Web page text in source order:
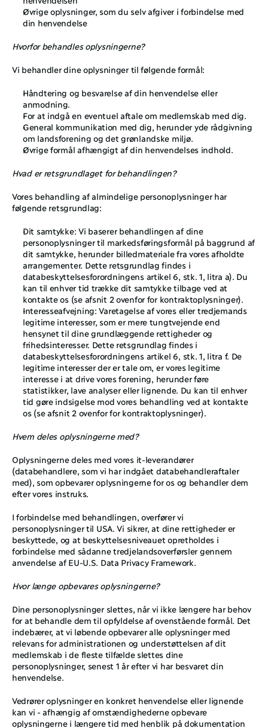
Øvrige oplysninger, som du selv afgiver i forbindelse med
din henvendelse
Hvorfor behandles oplysningerne?
Vi behandler dine oplysninger til følgende formål:
Håndtering og besvarelse af din henvendelse eller
anmodning.
For at indgå en eventuel aftale om medlemskab med dig.
General kommunikation med dig, herunder yde rådgivning
om landsforening og det grønlandske miljø.
Øvrige formål afhængigt af din henvendelses indhold.
Hvad er retsgrundlaget for behandlingen?
Vores behandling af almindelige personoplysninger har
følgende retsgrundlag:
Dit samtykke: Vi baserer behandlingen af dine
personoplysninger til markedsføringsformål på baggrund af
dit samtykke, herunder billedmateriale fra vores afholdte
arrangementer. Dette retsgrundlag findes i
databeskyttelsesforordningens artikel 6, stk. 1, litra a). Du
kan til enhver tid trække dit samtykke tilbage ved at
kontakte os (se afsnit ‎2 ovenfor for kontraktoplysninger).
Interesseafvejning: Varetagelse af vores eller tredjemands
legitime interesser, som er mere tungtvejende end
hensynet til dine grundlæggende rettigheder og
frihedsinteresser. Dette retsgrundlag findes i
databeskyttelsesforordningens artikel 6, stk. 1, litra f. De
legitime interesser der er tale om, er vores legitime
interesse i at drive vores forening, herunder føre
statistikker, lave analyser eller lignende. Du kan til enhver
tid gøre indsigelse mod vores behandling ved at kontakte
os (se afsnit ‎2 ovenfor for kontraktoplysninger).
Hvem deles oplysningerne med?
Oplysningerne deles med vores it-leverandører
(databehandlere, som vi har indgået databehandleraftaler
med), som opbevarer oplysningerne for os og behandler dem
efter vores instruks.
I forbindelse med behandlingen, overfører vi
personoplysninger til USA. Vi sikrer, at dine rettigheder er
beskyttede, og at beskyttelsesniveauet opretholdes i
forbindelse med sådanne tredjelandsoverførsler gennem
anvendelse af EU-U.S. Data Privacy Framework.
Hvor længe opbevares oplysningerne?
Dine personoplysninger slettes, når vi ikke længere har behov
for at behandle dem til opfyldelse af ovenstående formål. Det
indebærer, at vi løbende opbevarer alle oplysninger med
relevans for administrationen og understøttelsen af dit
medlemskab i de fleste tilfælde slettes dine
personoplysninger, senest 1 år efter vi har besvaret din
henvendelse.
Vedrører oplysninger en konkret henvendelse eller lignende
kan vi - afhængig af omstændighederne opbevare
oplysningerne i længere tid med henblik på dokumentation